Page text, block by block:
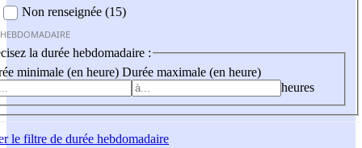
Non renseignée (15)
la durée hebdomadaire :
minimale (en heure) Durée maximale (en heure)
heures
le filtre de durée hebdomadaire